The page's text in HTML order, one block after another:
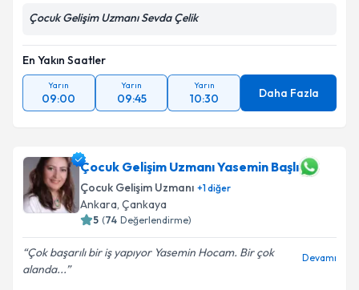
Çocuk Gelişim Uzmanı Sevda Çelik
En Yakın Saatler
Yarın
09:00
Yarın
09:45
Yarın
10:30 Daha Fazla
Çocuk Gelişim Uzmanı Yasemin Başlı
Çocuk Gelişim Uzmanı +1diğer
Ankara, Çankaya
5 (74 Değerlendirme)
Çok başarılı bir iş yapıyor Yasemin Hocam. Bir çok
alanda...
Devamı